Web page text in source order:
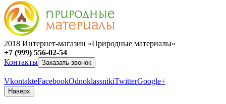
2018 Интернет-магазин «Природные материалы»
+7 (999) 556-02-54
Контакты Заказать звонок
VkontakteFacebookOdnoklassnikiTwitterGoogle+
Наверх